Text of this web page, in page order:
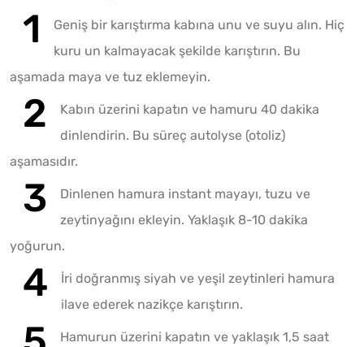
Geniş bir karıştırma kabına unu ve suyu alın. Hiç
kuru un kalmayacak şekilde karıştırın. Bu
aşamada maya ve tuz eklemeyin.
Kabın üzerini kapatın ve hamuru 40 dakika
dinlendirin. Bu süreç autolyse (otoliz)
aşamasıdır.
Dinlenen hamura instant mayayı, tuzu ve
zeytinyağını ekleyin. Yaklaşık 8-10 dakika
yoğurun.
İri doğranmış siyah ve yeşil zeytinleri hamura
ilave ederek nazikçe karıştırın.
Hamurun üzerini kapatın ve yaklaşık 1,5 saat